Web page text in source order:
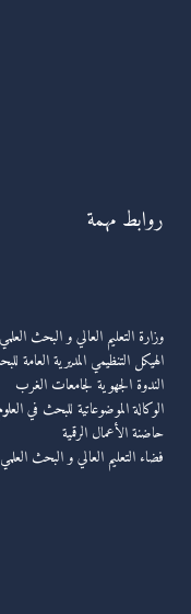
روابط مهمة
وزارة التعليم العالي و البحث العلمي
الهيكل التنظيمي المديرية العامة
الندوة الجهوية لجامعات الغرب
الوكالة الموضوعاتية للبحث في
حاضنة الأعمال الرقمية
فضاء التعليم العالي و البحث العلمي